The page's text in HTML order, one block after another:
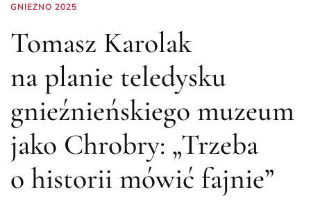
GNIEZNO 2025
Tomasz Karolak
na planie teledysku
gnieźnieńskiego muzeum
jako Chrobry: „Trzeba
o historii mówić fajnie”